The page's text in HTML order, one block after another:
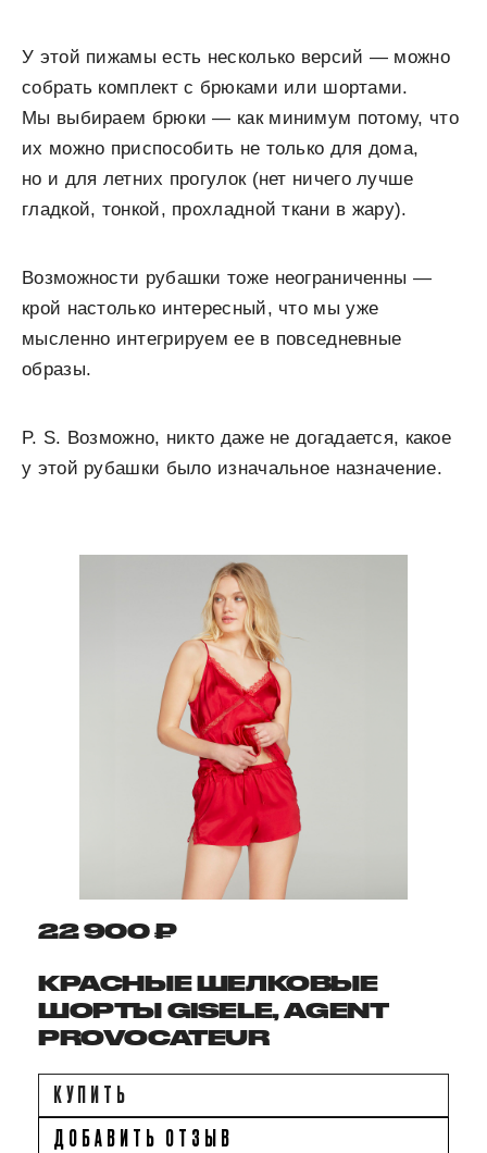
У этой пижамы есть несколько версий — можно
собрать комплект с брюками или шортами.
Мы выбираем брюки — как минимум потому, что
их можно приспособить не только для дома,
но и для летних прогулок (нет ничего лучше
гладкой, тонкой, прохладной ткани в жару).
Возможности рубашки тоже неограниченны —
крой настолько интересный, что мы уже
мысленно интегрируем ее в повседневные
образы.
P. S. Возможно, никто даже не догадается, какое
у этой рубашки было изначальное назначение.
22 900 ₽
КРАСНЫЕ ШЕЛКОВЫЕ
ШОРТЫ GISELE, AGENT
PROVOCATEUR
КУПИТЬ
ДОБАВИТЬ ОТЗЫВ